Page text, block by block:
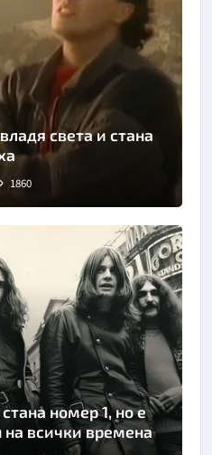
света и стана
1860
номер 1, но е
на всички времена